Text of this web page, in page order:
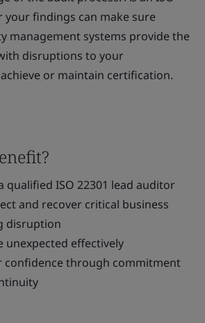
your findings can make sure
management systems provide the
disruptions to your
or maintain certification.
qualified ISO 22301 lead auditor
and recover critical business
disruption
unexpected effectively
confidence through commitment